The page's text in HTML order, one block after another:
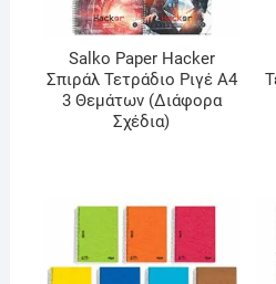
Salko Paper Hacker
Σπιράλ Τετράδιο Ριγέ Α4
3 Θεμάτων (Διάφορα
Σχέδια)